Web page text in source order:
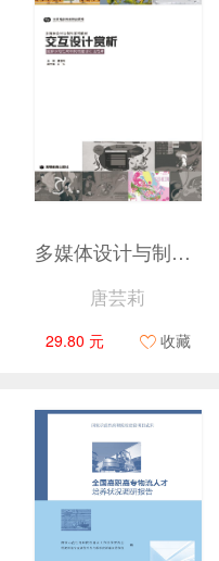
多媒体设计与制作系列教材——交互设计赏析
唐芸莉
29.80 元 收藏